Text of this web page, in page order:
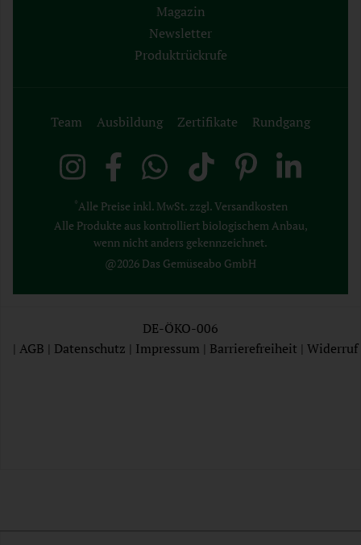
Magazin
Newsletter
Produktrückrufe
Team Ausbildung Zertifikate Rundgang
*Alle Preise inkl. MwSt. zzgl. Versandkosten
Alle Produkte aus kontrolliert biologischem Anbau,
wenn nicht anders gekennzeichnet.
@2026 Das Gemüseabo GmbH
DE-ÖKO-006
| AGB | Datenschutz | Impressum | Barrierefreiheit | Widerruf